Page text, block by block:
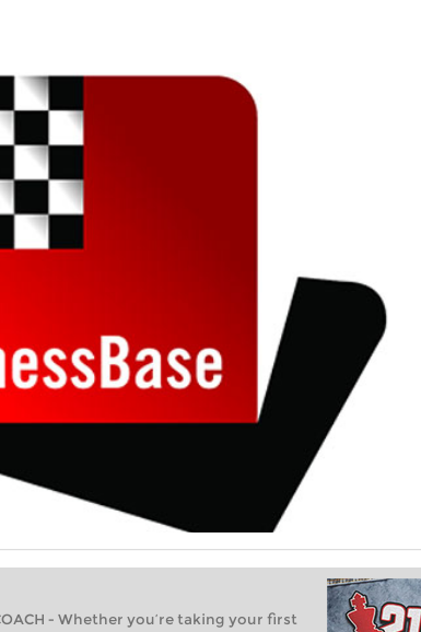
- Whether you’re taking your first